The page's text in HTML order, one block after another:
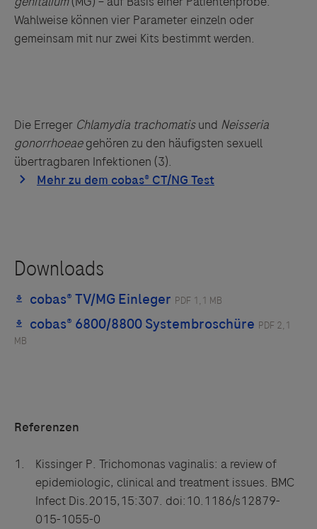
Wahlweise können vier Parameter einzeln oder
gemeinsam mit nur zwei Kits bestimmt werden.
Die Erreger Chlamydia trachomatisund Neisseria
gonorrhoeaegehören zu den häufigsten sexuell
übertragbaren Infektionen (3).
Referenzen
Kissinger P. Trichomonas vaginalis: a review of
epidemiologic, clinical and treatment issues. BMC
Infect Dis.2015,15:307. doi:10.1186/s12879-
015-1055-0